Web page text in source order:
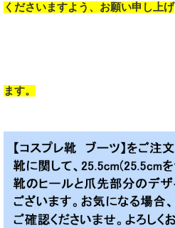
くださいますよう、お願い申し上げ
ます。